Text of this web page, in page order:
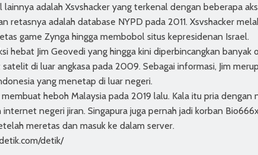
lainnya adalah Xsvshacker yang terkenal dengan beberapa
retasnya adalah database NYPD pada 2011. Xsvshacker
game Zynga hingga membobol situs kepresidenan Israel.
hebat Jim Geovedi yang hingga kini diperbincangkan
di luar angkasa pada 2009. Sebagai informasi, Jim
yang menetap di luar negeri.
heboh Malaysia pada 2019 lalu. Kala itu pria dengan
negeri jiran. Singapura juga pernah jadi korban
meretas dan masuk ke dalam server.
detik/